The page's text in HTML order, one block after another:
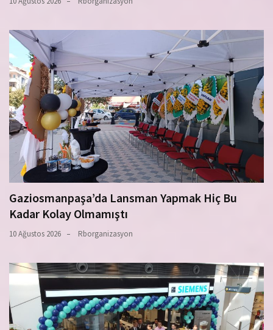
Gaziosmanpaşa’da Lansman Yapmak Hiç Bu
Kadar Kolay Olmamıştı
10 Ağustos 2026 Rborganizasyon